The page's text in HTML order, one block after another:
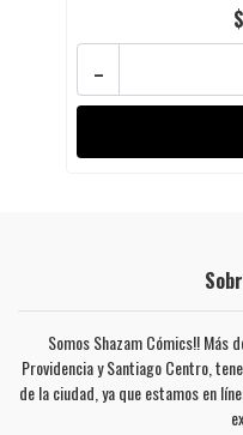
-
Somos Shazam Cómics!! Más
Providencia y Santiago Centro,
de la ciudad, ya que estamos en